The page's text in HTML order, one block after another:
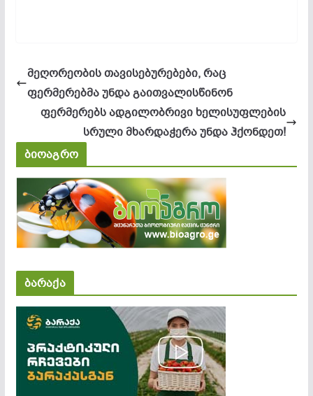
მეღორეობის თავისებურებები, რაც
ფერმერებმა უნდა გაითვალისწინონ
ფერმერებს ადგილობრივი ხელისუფლების
სრული მხარდაჭერა უნდა ჰქონდეთ!
ბიოაგრო
ბარაქა